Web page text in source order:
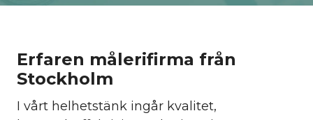
Erfaren målerifirma från
Stockholm
I vårt helhetstänk ingår kvalitet,